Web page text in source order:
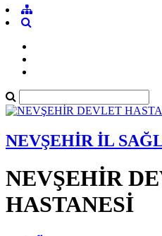
NEVŞEHİR İL
NEVŞEHİR
HASTANESİ